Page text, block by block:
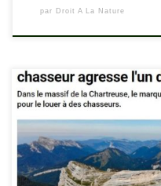
par Droit A La Nature
rtl.fr/actu/justice-faits-divers/
randonneurs-un-chasseur-